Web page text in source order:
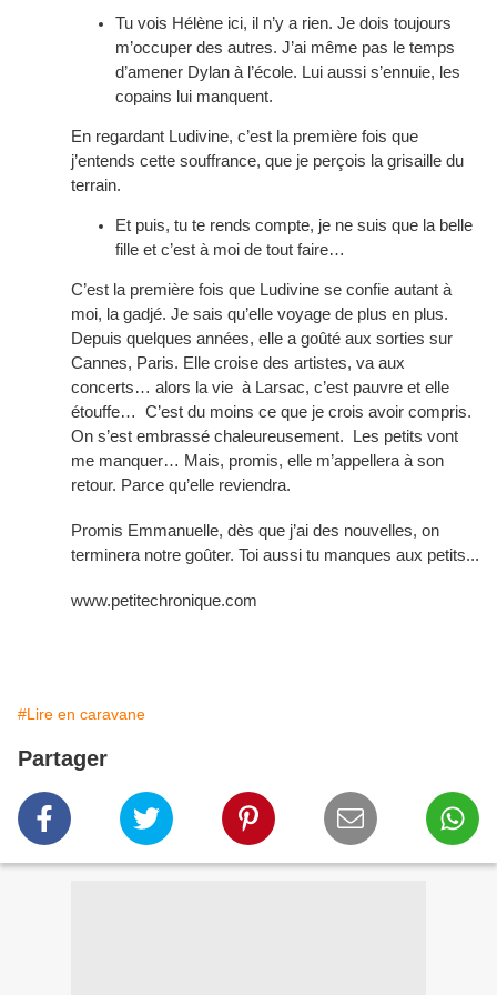
Tu vois Hélène ici, il n’y a rien. Je dois toujours
m’occuper des autres. J’ai même pas le temps
d’amener Dylan à l’école. Lui aussi s’ennuie, les
copains lui manquent.
En regardant Ludivine, c’est la première fois que
j’entends cette souffrance, que je perçois la grisaille du
terrain.
Et puis, tu te rends compte, je ne suis que la belle
fille et c’est à moi de tout faire…
C’est la première fois que Ludivine se confie autant à
moi, la gadjé. Je sais qu’elle voyage de plus en plus.
Depuis quelques années, elle a goûté aux sorties sur
Cannes, Paris. Elle croise des artistes, va aux
concerts… alors la vie à Larsac, c’est pauvre et elle
étouffe… C’est du moins ce que je crois avoir compris.
On s’est embrassé chaleureusement. Les petits vont
me manquer… Mais, promis, elle m’appellera à son
retour. Parce qu’elle reviendra.
Promis Emmanuelle, dès que j’ai des nouvelles, on
terminera notre goûter. Toi aussi tu manques aux petits...
www.petitechronique.com
#Lire en caravane
Partager